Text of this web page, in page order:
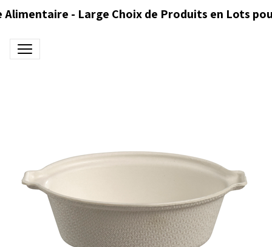
Alimentaire - Large Choix de Produits en Lots